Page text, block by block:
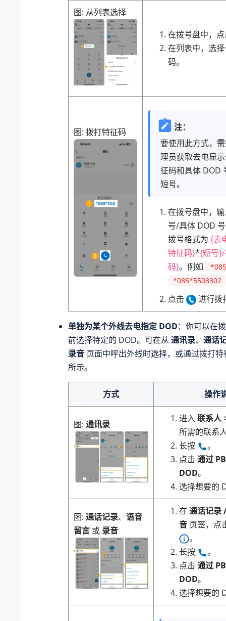
图 从列表选择
在拨号盘中，
在列表中，选
码。
图 拨打特征码
注：
要使用此方式，
理员获取去电显
征码和具体 DOD
短号。
在拨号盘中，
号/具体 DOD
拨号格式为 {去
特征码}*{短号
码}。例如
*085*5503302
点击 进行拨
单独为某个外线去电指定 DOD：你可以在
前选择特定的 DOD。可在从 通讯录、 通话
录音 页面中呼出外线时选择，或通过拨打
所示。
方式 操作
图 通讯录
进入联系人
所需的联系
长按
。
点击 通过
DOD。
选择想要的
图 通话记录、 语音
留言 或 录音
在 通话记录
音 页签，点
。
长按
。
点击 通过
DOD。
选择想要的